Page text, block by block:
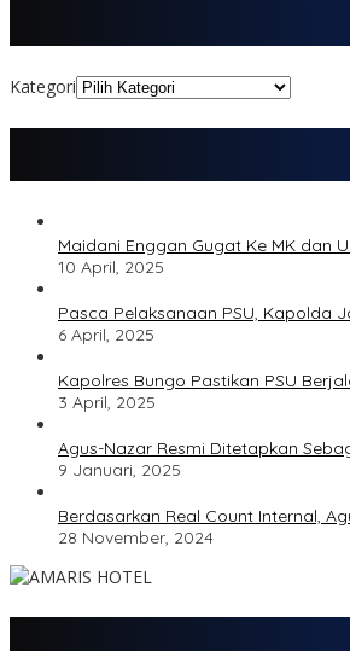
Kategori
Maidani Enggan Gugat Ke MK dan
10 April, 2025
Pasca Pelaksanaan PSU, Kapolda
6 April, 2025
Kapolres Bungo Pastikan PSU
3 April, 2025
Agus-Nazar Resmi Ditetapkan
9 Januari, 2025
Berdasarkan Real Count Internal,
28 November, 2024